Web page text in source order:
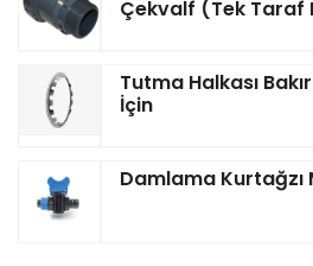
Çekvalf (Tek Taraf
Tutma Halkası
İçin
Damlama Kurtağzı